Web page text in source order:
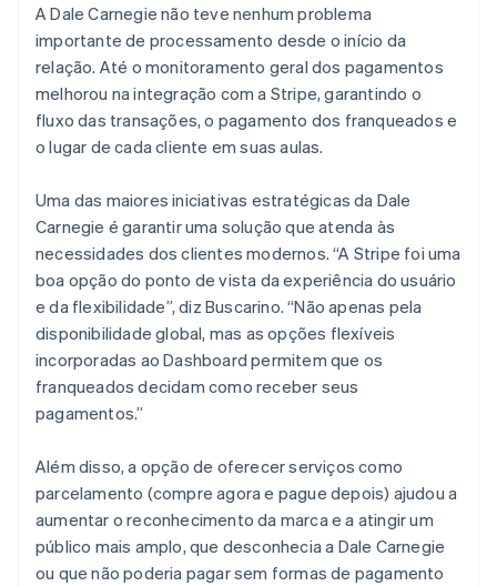
A Dale Carnegie não teve nenhum problema
importante de processamento desde o início da
relação. Até o monitoramento geral dos pagamentos
melhorou na integração com a Stripe, garantindo o
fluxo das transações, o pagamento dos franqueados e
o lugar de cada cliente em suas aulas.
Uma das maiores iniciativas estratégicas da Dale
Carnegie é garantir uma solução que atenda às
necessidades dos clientes modernos. “A Stripe foi uma
boa opção do ponto de vista da experiência do usuário
e da flexibilidade”, diz Buscarino. “Não apenas pela
disponibilidade global, mas as opções flexíveis
incorporadas ao Dashboard permitem que os
franqueados decidam como receber seus
pagamentos.”
Além disso, a opção de oferecer serviços como
parcelamento (compre agora e pague depois) ajudou a
aumentar o reconhecimento da marca e a atingir um
público mais amplo, que desconhecia a Dale Carnegie
ou que não poderia pagar sem formas de pagamento